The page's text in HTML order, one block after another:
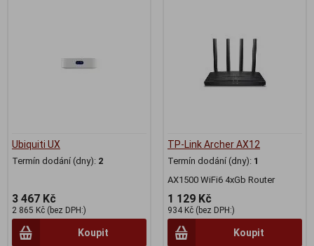
Ubiquiti UX
Termín dodání (dny): 2
3 467 Kč
2 865 Kč (bez DPH:)
Koupit
TP-Link Archer AX12
Termín dodání (dny): 1
AX1500 WiFi6 4xGb Router
1 129 Kč
934 Kč (bez DPH:)
Koupit